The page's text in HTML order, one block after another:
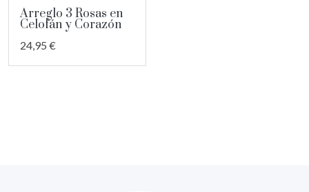
Arreglo 3 Rosas en
Celofán y Corazón
24,95 €